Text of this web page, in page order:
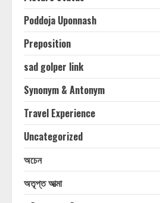
Poddoja Uponnash
Preposition
sad golper link
Synonym & Antonym
Travel Experience
Uncategorized
অচেন
অতৃপ্ত আত্মা